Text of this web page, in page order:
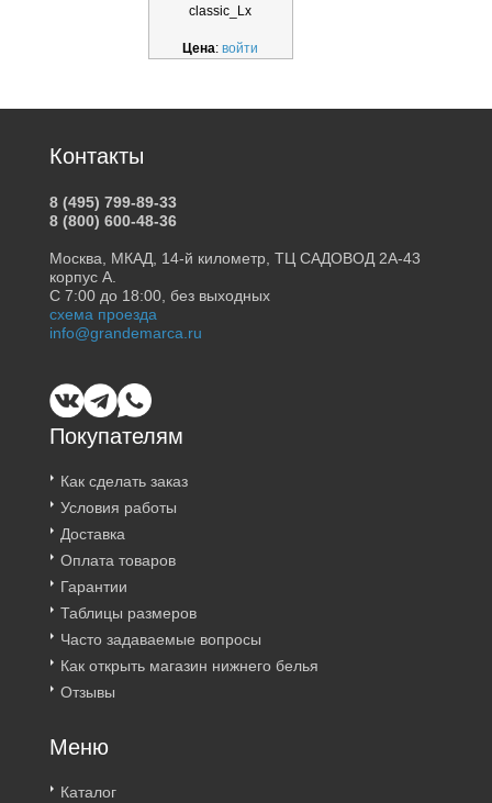
classic_Lx
Цена: войти
Покупателям
Как сделать заказ
Условия работы
Доставка
Оплата товаров
Гарантии
Таблицы размеров
Часто задаваемые вопросы
Как открыть магазин нижнего белья
Отзывы
Меню
Каталог
Контакты
8 (495) 799-89-33
8 (800) 600-48-36
Москва, МКАД, 14-й километр, ТЦ САДОВОД 2А-43
корпус А.
С 7:00 до 18:00, без выходных
схема проезда
info@grandemarca.ru